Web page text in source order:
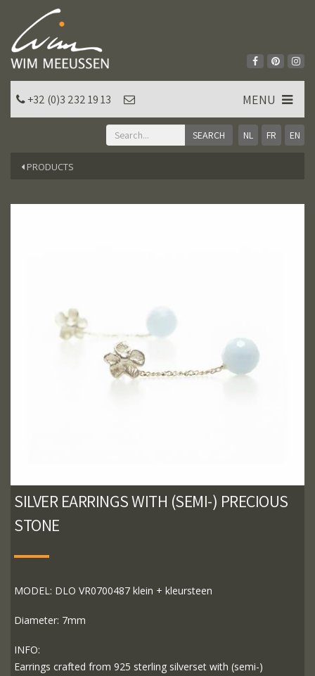
NL FR EN
+32 (0)3 232 19 13 MENU
PRODUCTS
SILVER EARRINGS WITH (SEMI-) PRECIOUS
STONE
MODEL: DLO VR0700487 klein + kleursteen
Diameter: 7mm
INFO:
Earrings crafted from 925 sterling silverset with (semi-)